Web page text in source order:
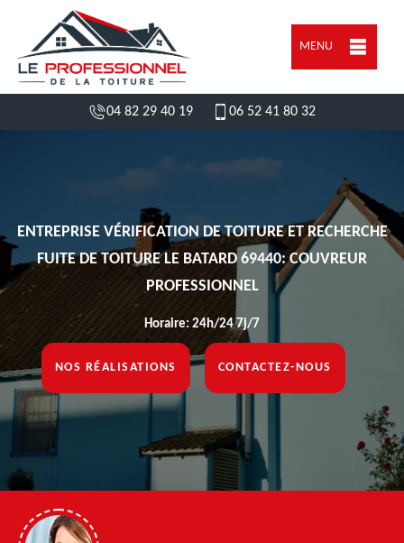
MENU
04 82 29 40 19 06 52 41 80 32
ENTREPRISE VÉRIFICATION DE TOITURE ET RECHERCHE
FUITE DE TOITURE LE BATARD 69440: COUVREUR
PROFESSIONNEL
Horaire: 24h/24 7j/7
NOS RÉALISATIONS CONTACTEZ-NOUS